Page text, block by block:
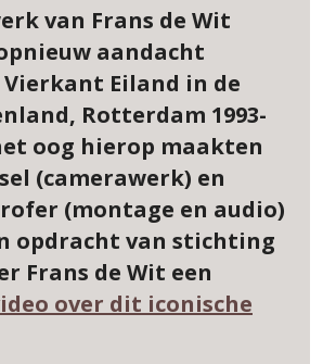
van Frans de Wit
aandacht
Eiland in de
Rotterdam 1993-
oog hierop maakten
(camerawerk) en
(montage en audio)
opdracht van stichting
Frans de Wit een
over dit iconische